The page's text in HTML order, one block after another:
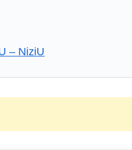
– NiziU